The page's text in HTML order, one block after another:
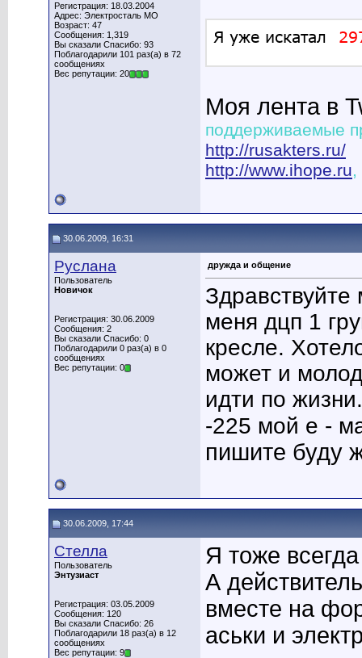
Регистрация: 18.03.2004
Адрес: Электросталь МО
Возраст: 47
Сообщения: 1,319
Вы сказали Спасибо: 93
Поблагодарили 101 раз(а) в 72
сообщениях
Вес репутации: 20
Моя лента в
поддерживаемые
http://rusakters.ru/
http://www.ihope.ru,
30.06.2009, 16:31
Руслана
Пользователь
Новичок
Регистрация: 30.06.2009
Сообщения: 2
Вы сказали Спасибо: 0
Поблагодарили 0 раз(а) в 0
сообщениях
Вес репутации: 0
дружда и общение
Здравствуйте
меня дцп 1
кресле.
может и
идти по
-225 мой е -
пишите буду
30.06.2009, 17:44
Стелла
Пользователь
Энтузиаст
Регистрация: 03.05.2009
Сообщения: 120
Вы сказали Спасибо: 26
Поблагодарили 18 раз(а) в 12
сообщениях
Вес репутации: 9
Я тоже
А
вместе на
аськи и